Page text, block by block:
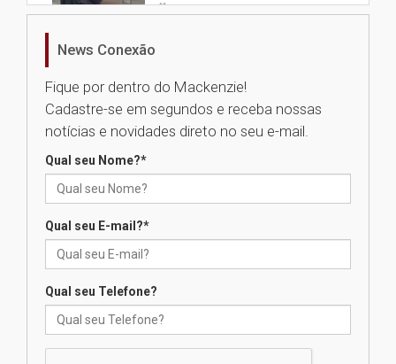
04.08.2026
na educação dos filhos além da
escola
04.08.2026
docentes para debater
Professora do Mackenzie é
finalista do Prêmio Jabuti com
News Conexão
Fique por dentro do Mackenzie!
Cadastre-se em segundos e receba nossas
notícias e novidades direto no seu e-mail.
Qual seu Nome?*
Qual seu E-mail?*
Qual seu Telefone?